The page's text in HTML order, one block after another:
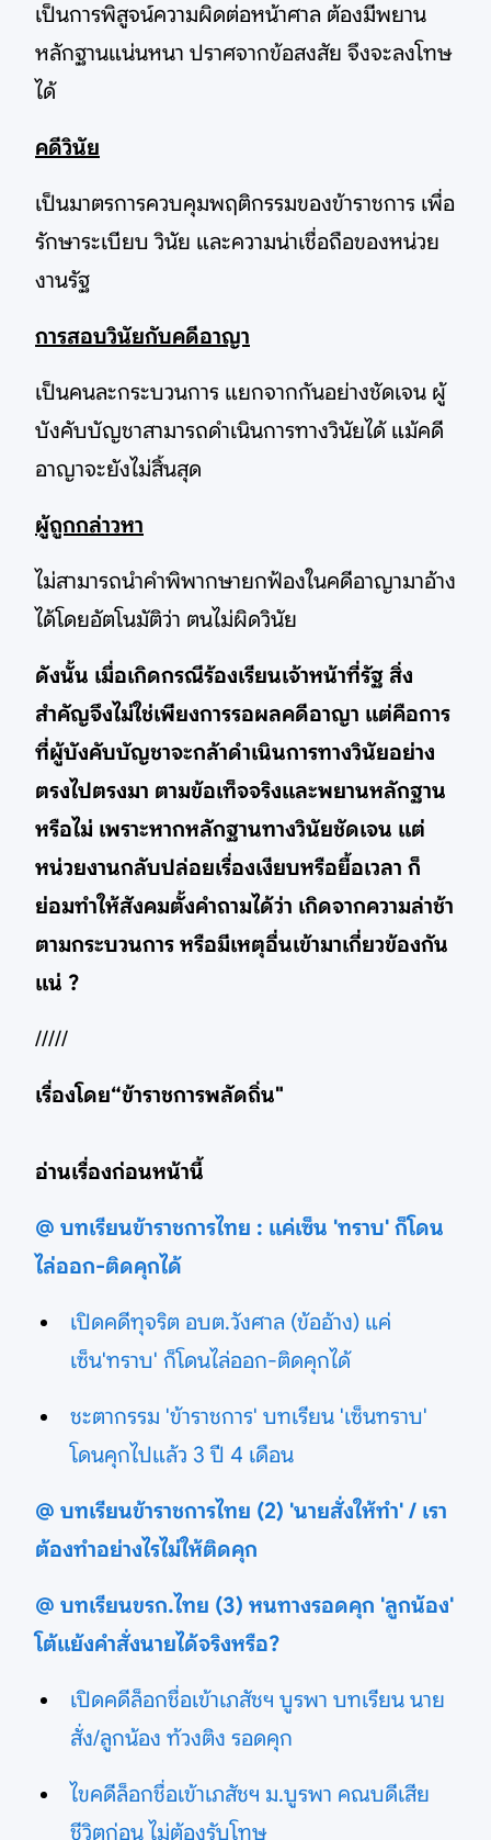
เป็นการพิสูจน์ความผิดต่อหน้าศาล ต้องมีพยาน
หลักฐานแน่นหนา ปราศจากข้อสงสัย จึงจะลงโทษ
ได้
คดีวินัย
เป็นมาตรการควบคุมพฤติกรรมของข้าราชการ เพื่อ
รักษาระเบียบ วินัย และความน่าเชื่อถือของหน่วย
งานรัฐ
การสอบวินัยกับคดีอาญา
เป็นคนละกระบวนการ แยกจากกันอย่างชัดเจน ผู้
บังคับบัญชาสามารถดำเนินการทางวินัยได้ แม้คดี
อาญาจะยังไม่สิ้นสุด
ผู้ถูกกล่าวหา
ไม่สามารถนำคำพิพากษายกฟ้องในคดีอาญามาอ้าง
ได้โดยอัตโนมัติว่า ตนไม่ผิดวินัย
ดังนั้น เมื่อเกิดกรณีร้องเรียนเจ้าหน้าที่รัฐ สิ่ง
สำคัญจึงไม่ใช่เพียงการรอผลคดีอาญา แต่คือการ
ที่ผู้บังคับบัญชาจะกล้าดำเนินการทางวินัยอย่าง
ตรงไปตรงมา ตามข้อเท็จจริงและพยานหลักฐาน
หรือไม่ เพราะหากหลักฐานทางวินัยชัดเจน แต่
หน่วยงานกลับปล่อยเรื่องเงียบหรือยื้อเวลา ก็
ย่อมทำให้สังคมตั้งคำถามได้ว่า เกิดจากความล่าช้า
ตามกระบวนการ หรือมีเหตุอื่นเข้ามาเกี่ยวข้องกัน
แน่ ?
/////
เรื่องโดย“ข้าราชการพลัดถิ่น"
อ่านเรื่องก่อนหน้านี้
@ บทเรียนข้าราชการไทย : แค่เซ็น 'ทราบ' ก็โดน
ไล่ออก-ติดคุกได้
เปิดคดีทุจริต อบต.วังศาล (ข้ออ้าง) แค่
เซ็น'ทราบ' ก็โดนไล่ออก-ติดคุกได้
ชะตากรรม 'ข้าราชการ' บทเรียน 'เซ็นทราบ'
โดนคุกไปแล้ว 3 ปี 4 เดือน
@ บทเรียนข้าราชการไทย (2) 'นายสั่งให้ทำ' / เรา
ต้องทำอย่างไรไม่ให้ติดคุก
@ บทเรียนขรก.ไทย (3) หนทางรอดคุก 'ลูกน้อง'
โต้แย้งคำสั่งนายได้จริงหรือ?
เปิดคดีล็อกชื่อเข้าเภสัชฯ บูรพา บทเรียน นาย
สั่ง/ลูกน้อง ท้วงติง รอดคุก
ไขคดีล็อกชื่อเข้าเภสัชฯ ม.บูรพา คณบดีเสีย
ชีวิตก่อน ไม่ต้องรับโทษ